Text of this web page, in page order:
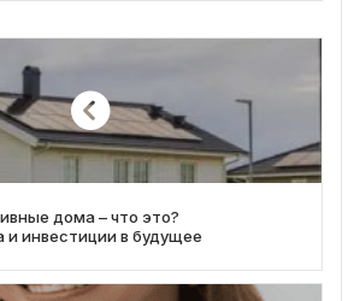
дома – что это?
инвестиции в будущее